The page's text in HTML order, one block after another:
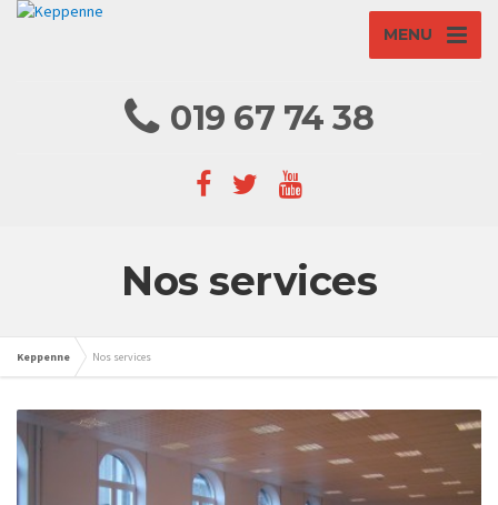
MENU
019 67 74 38
Nos services
Keppenne Nos services